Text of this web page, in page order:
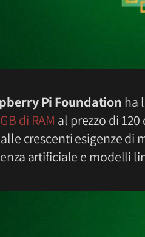
Pi Foundation ha
di RAM al prezzo di
crescenti esigenze di
artificiale e modelli